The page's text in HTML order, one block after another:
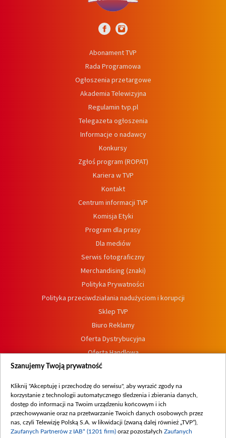
Abonament TVP
Rada Programowa
Ogłoszenia przetargowe
Akademia Telewizyjna
Regulamin tvp.pl
Telegazeta ogłoszenia
Informacje o nadawcy
Konkursy
Zgłoś program (ROPAT)
Kariera w TVP
Kontakt
Centrum informacji TVP
Komisja Etyki
Program dla prasy
Dla mediów
Serwis fotograficzny
Merchandising (znaki)
Polityka Prywatności
Polityka przeciwdziałania nadużyciom i korupcji
Sklep TVP
Biuro Reklamy
Oferta Dystrybucyjna
Oferta Handlowa
Dostępność
Procedura zgłoszeń wewnętrznych
Szanujemy Twoją prywatność
Kliknij "Akceptuję i przechodzę do serwisu", aby wyrazić zgody na
korzystanie z technologii automatycznego śledzenia i zbierania danych,
dostęp do informacji na Twoim urządzeniu końcowym i ich
przechowywanie oraz na przetwarzanie Twoich danych osobowych przez
nas, czyli Telewizję Polską S.A. w likwidacji (zwaną dalej również „TVP”),
Zaufanych Partnerów z IAB* (1201 firm) oraz pozostałych Zaufanych